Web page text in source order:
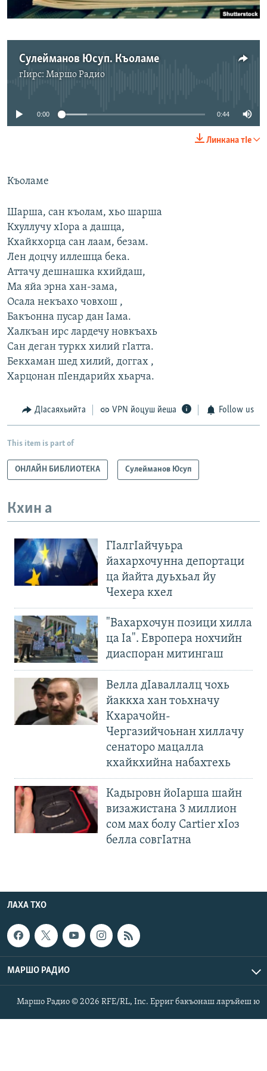
Сулейманов Юсуп. Къоламе
гIирс: Маршо Радио
No media source currently available
0:00 0:44
Линкана тIе
Къоламе
Шарша, сан къолам, хьо шарша
Кхуллучу хIора а дашца,
Кхайкхорца сан лаам, безам.
Лен доцчу иллешца бека.
Аттачу дешнашка кхийдаш,
Ма яйа эрна хан-зама,
Осала некъахо човхош ,
Бакъонна пусар дан Iама.
Халкъан ирс лардечу новкъахь
Сан деган туркх хилий гIатта.
Бекхаман шед хилий, доггах ,
Харцонан пIендарийх хьарча.
ДIасаяхьийта VPN йоцуш йеша Follow us
This item is part of
ОНЛАЙН БИБЛИОТЕКА Сулейманов Юсуп
Кхин а
ГIалгIайчуьра
йахархочунна депортаци
ца йайта дуьхьал йу
Чехера кхел
"Вахархочун позици хилла
ца Iа". Европера нохчийн
диаспоран митингаш
Велла дIаваллалц чохь
йаккха хан тоьхначу
Кхарачойн-
Чергазийчоьнан хиллачу
сенаторо мацалла
кхайкхийна набахтехь
Кадыровн йоIарша шайн
визажистана 3 миллион
сом мах болу Cartier хIоз
белла совгIатна
ЛАХА ТХО
МАРШО РАДИО
Маршо Радио © 2026 RFE/RL, Inc. Ерриг бакъонаш ларъйеш ю